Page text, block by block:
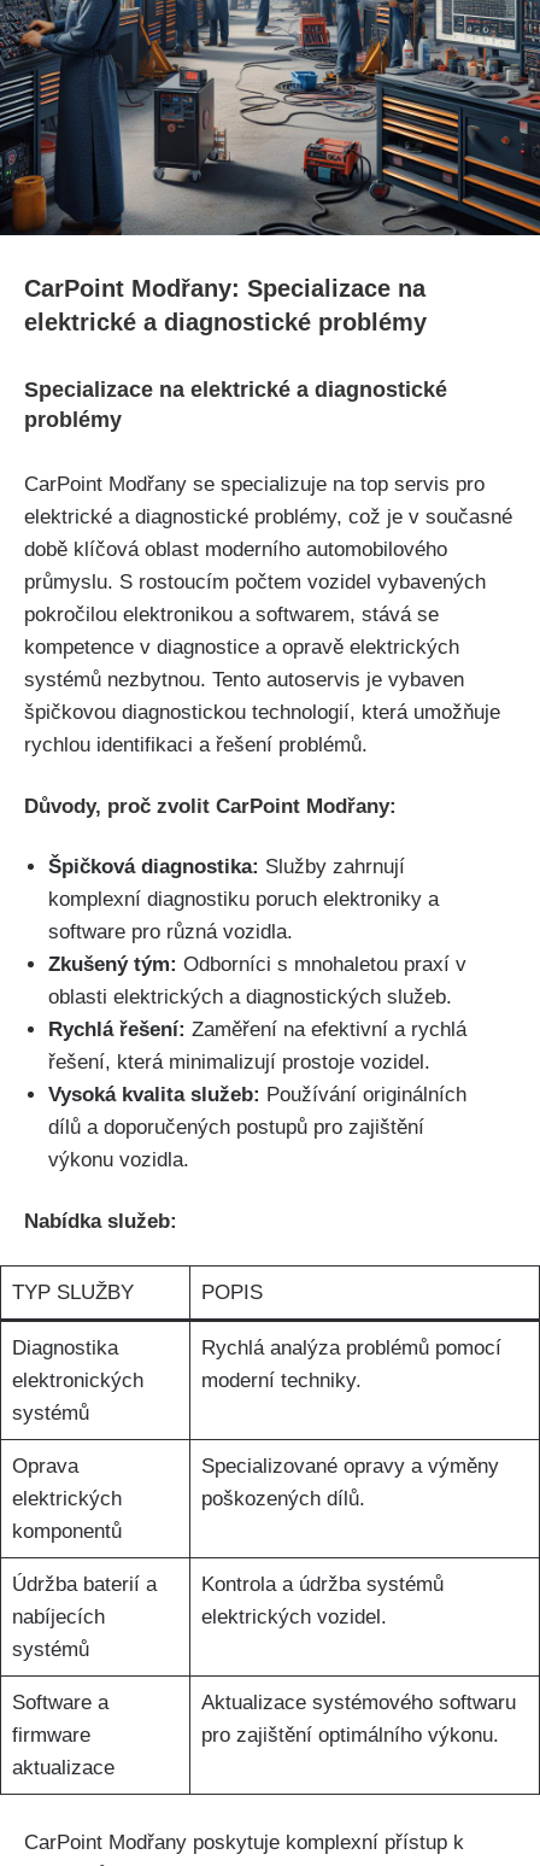
CarPoint Modřany: Specializace ​na
⁤elektrické​ a diagnostické problémy
Specializace na elektrické a diagnostické
problémy
CarPoint Modřany se specializuje na ⁢top servis pro
elektrické a⁤ diagnostické​ problémy, ‍což je v současné
době klíčová oblast moderního automobilového ​
průmyslu. S rostoucím počtem‌ vozidel ‌vybavených
pokročilou elektronikou a softwarem, stává se⁢
kompetence v diagnostice a⁢ opravě elektrických
systémů nezbytnou. Tento autoservis je vybaven
špičkovou diagnostickou technologií,​ která umožňuje
rychlou identifikaci a řešení problémů.
Důvody, proč zvolit CarPoint Modřany:
Špičková diagnostika: Služby zahrnují
komplexní diagnostiku poruch elektroniky a
software pro různá vozidla.
Zkušený ​tým: ⁢Odborníci s​ mnohaletou praxí v
‍oblasti⁣ elektrických a diagnostických ​služeb.
Rychlá řešení: Zaměření na efektivní a rychlá
řešení, která minimalizují prostoje vozidel.
Vysoká‍ kvalita služeb: Používání originálních
dílů a doporučených postupů pro zajištění
výkonu vozidla.
Nabídka služeb:
TYP‌ SLUŽBY POPIS
Diagnostika
elektronických
systémů
Rychlá ‍analýza problémů pomocí
moderní techniky.
Oprava​
elektrických
komponentů
Specializované opravy a výměny
poškozených dílů.
Údržba baterií a
nabíjecích
systémů
Kontrola a‌ údržba systémů
elektrických vozidel.
Software a
firmware⁣
aktualizace
Aktualizace systémového softwaru
pro zajištění optimálního výkonu.
CarPoint Modřany ⁢poskytuje komplexní přístup k